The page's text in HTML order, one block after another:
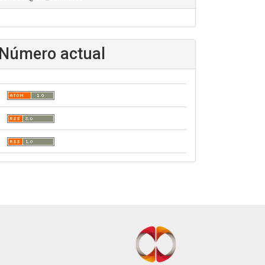
Número actual